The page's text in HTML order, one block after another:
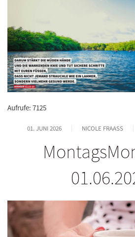
Aufrufe: 7125
01. JUNI 2026 NICOLE FRAASS